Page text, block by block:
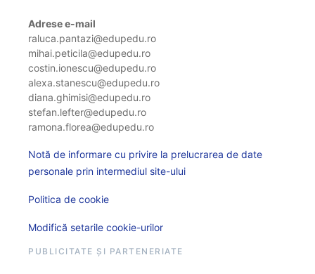
Adrese e-mail
raluca.pantazi@edupedu.ro
mihai.peticila@edupedu.ro
costin.ionescu@edupedu.ro
alexa.stanescu@edupedu.ro
diana.ghimisi@edupedu.ro
stefan.lefter@edupedu.ro
ramona.florea@edupedu.ro
Notă de informare cu privire la prelucrarea de date
personale prin intermediul site-ului
Politica de cookie
Modifică setarile cookie-urilor
PUBLICITATE ȘI PARTENERIATE